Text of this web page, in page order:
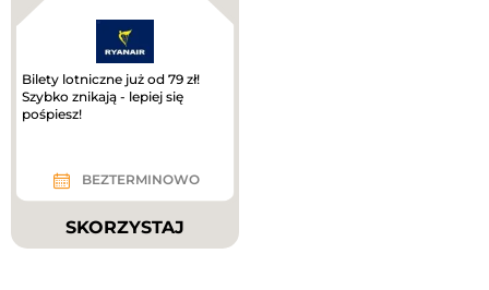
Bilety lotniczne już od 79 zł!
Szybko znikają - lepiej się
pośpiesz!
BEZTERMINOWO
SKORZYSTAJ